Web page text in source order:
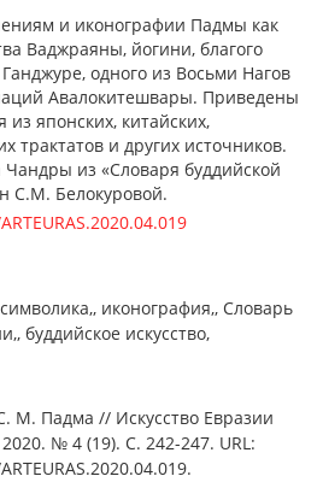
символика, иконография, Словарь
буддийское искусство,
М. Падма // Искусство Евразии
№ 4 (19). С. 242-247. URL:
и иконографии Падмы как
Ваджраяны, йогини, благого
одного из Восьми Нагов
Авалокитешвары. Приведены
японских, китайских,
трактатов и других источников.
из «Словаря буддийской
С.М. Белокуровой.